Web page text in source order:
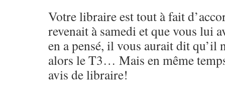
Votre libraire est tout à fait
revenait à samedi et que vous lui
en a pensé, il vous aurait dit qu’il
alors le T3… Mais en même
avis de libraire!